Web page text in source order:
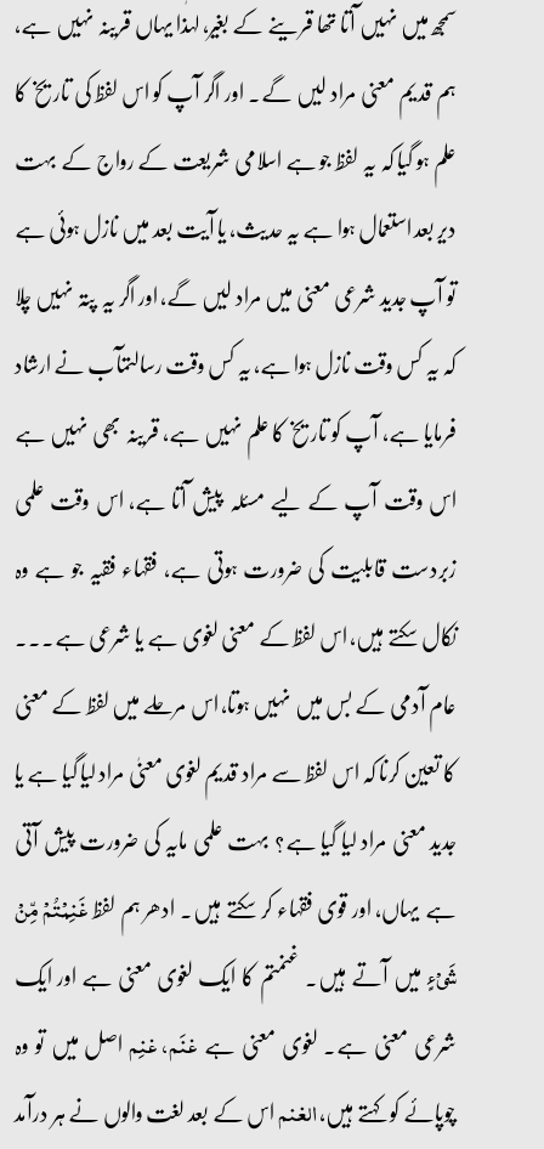
سمجھ میں نہیں آتا تھا قرینے کے بغیر، لہٰذا یہاں قرینہ نہیں ہے،
ہم قدیم معنی مراد لیں گے۔ اور اگر آپ کو اس لفظ کی تاریخ کا
علم ہو گیا کہ یہ لفظ جو ہے اسلامی شریعت کے رواج کے بہت
دیر بعد استعمال ہوا ہے یہ حدیث، یا آیت بعد میں نازل ہوئی ہے
تو آپ جدید شرعی معنی میں مراد لیں گے، اور اگر یہ پتہ نہیں چلا
کہ یہ کس وقت نازل ہوا ہے، یہ کس وقت رسالتمآب نے ارشاد
فرمایا ہے، آپ کو تاریخ کا علم نہیں ہے، قرینہ بھی نہیں ہے
اس وقت آپ کے لیے مسئلہ پیش آتا ہے، اس وقت علمی
زبردست قابلیت کی ضرورت ہوتی ہے، فقہاء فقیہ جو ہے وہ
نکال سکتے ہیں، اس لفظ کے معنی لغوی ہے یا شرعی ہے۔۔۔
عام آدمی کے بس میں نہیں ہوتا، اس مرحلے میں لفظ کے معنی
کا تعین کرنا کہ اس لفظ سے مراد قدیم لغوی معنیٰ مراد لیا گیا ہے یا
جدید معنی مراد لیا گیا ہے؟ بہت علمی مایہ کی ضرورت پیش آتی
ہے یہاں، اور قوی فقہاء کر سکتے ہیں۔ ادھر ہم لفظغَنِمۡتُمۡ مِّنۡ
شَیۡءٍمیں آتے ہیں۔ غنمتم کا ایک لغوی معنی ہے اور ایک
شرعی معنی ہے۔ لغوی معنی ہےغنَم، غنِماصل میں تو وہ
چوپائے کو کہتے ہیں،الغنماس کے بعد لغت والوں نے ہر درآمد